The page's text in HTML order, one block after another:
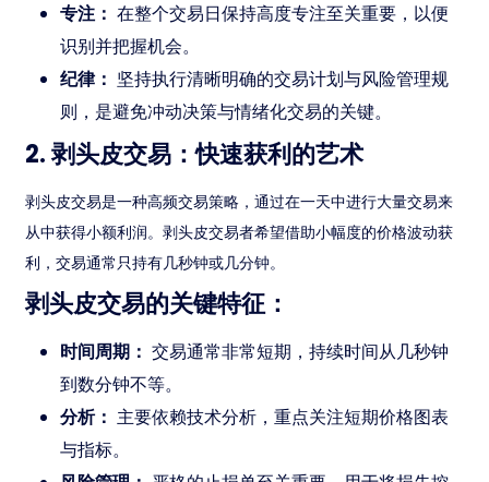
专注： 在整个交易日保持高度专注至关重要，以便
识别并把握机会。
纪律： 坚持执行清晰明确的交易计划与风险管理规
则，是避免冲动决策与情绪化交易的关键。
2. 剥头皮交易：快速获利的艺术
剥头皮交易是一种高频交易策略，通过在一天中进行大量交易来
从中获得小额利润。剥头皮交易者希望借助小幅度的价格波动获
利，交易通常只持有几秒钟或几分钟。
剥头皮交易的关键特征：
时间周期： 交易通常非常短期，持续时间从几秒钟
到数分钟不等。
分析： 主要依赖技术分析，重点关注短期价格图表
与指标。